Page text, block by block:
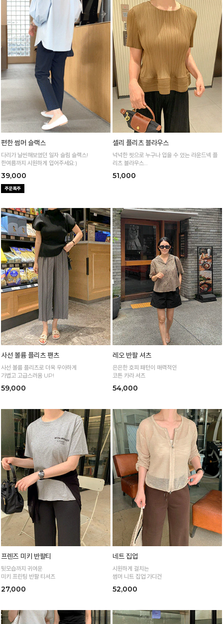
편한 썸머 슬랙스
다리가 날씬해보였던 일자 슬림 슬랙스!
한여름까지 시원하게 입어주세요:)
39,000
셀리 플리츠 블라우스
넉넉한 핏으로 누구나 입을 수 있는 라운드넥 플
리츠 블라우스
51,000
사선 볼륨 플리츠 팬츠
사선 볼륨 플리츠로 더욱 우아하게
가볍고 고급스러움 UP!
59,000
레오 반팔 셔츠
은은한 호피 패턴이 매력적인
코튼 카라 셔츠
54,000
프렌즈 미키 반팔티
뒷모습까지 귀여운
미키 프린팅 반팔 티셔츠
27,000
네트 집업
시원하게 걸치는
썸머 니트 집업 가디건
52,000